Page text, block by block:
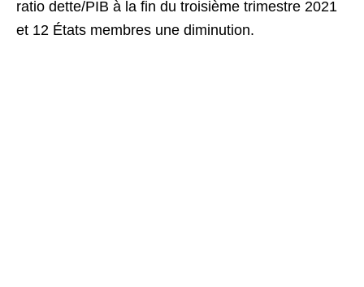
ratio dette/PIB à la fin du troisième trimestre 2021
et 12 États membres une diminution.